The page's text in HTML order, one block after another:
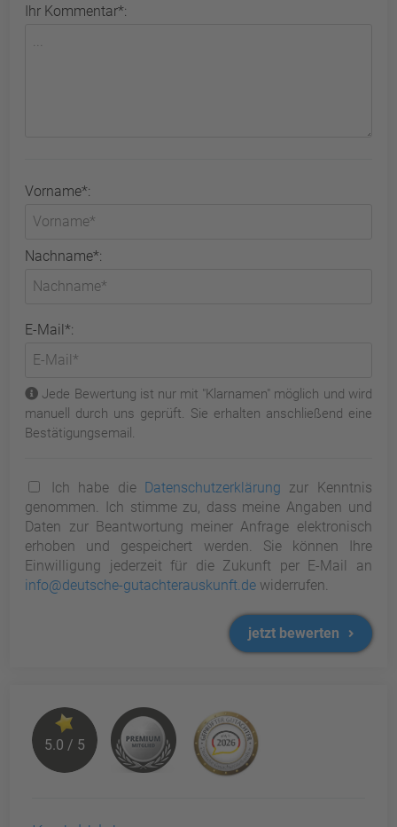
Ihr Kommentar*:
Vorname*:
Nachname*:
E-Mail*:
Jede Bewertung ist nur mit "Klarnamen" möglich und wird
manuell durch uns geprüft. Sie erhalten anschließend eine
Bestätigungsemail.
Ich habe die Datenschutzerklärung zur Kenntnis
genommen. Ich stimme zu, dass meine Angaben und
Daten zur Beantwortung meiner Anfrage elektronisch
erhoben und gespeichert werden. Sie können Ihre
Einwilligung jederzeit für die Zukunft per E-Mail an
info@deutsche-gutachterauskunft.de widerrufen.
jetzt bewerten
5.0 / 5